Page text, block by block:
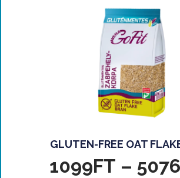
GLUTEN-FREE OAT
1099FT –